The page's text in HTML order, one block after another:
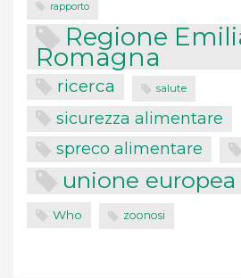
rapporto
Regione
Romagna
ricerca salute
sicurezza alimentare
spreco alimentare
unione europea
Who zoonosi